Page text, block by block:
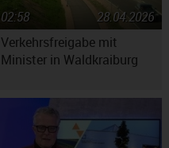
Verkehrsfreigabe mit
Minister in Waldkraiburg
28.04.2026
02:58